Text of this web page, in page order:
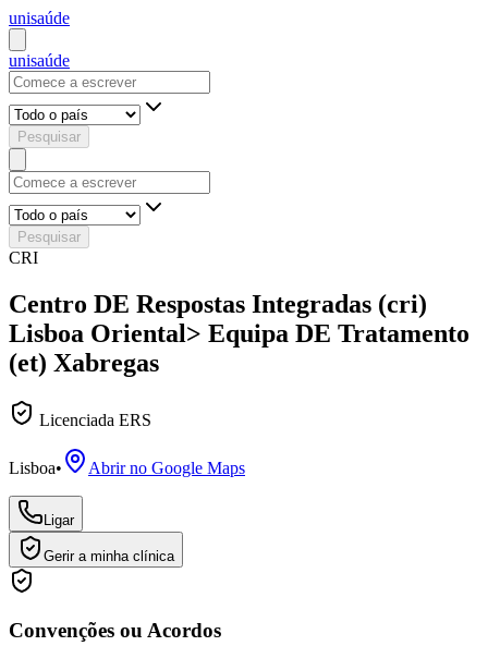
unisaúde
unisaúde
Pesquisar
Pesquisar
CRI
Centro DE Respostas Integradas (cri)
Lisboa Oriental> Equipa DE Tratamento
(et) Xabregas
Licenciada ERS
Lisboa• Abrir no Google Maps
Ligar
Gerir a minha clínica
Convenções ou Acordos